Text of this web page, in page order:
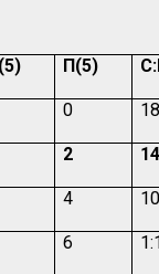
П(5)
0
2
4
6